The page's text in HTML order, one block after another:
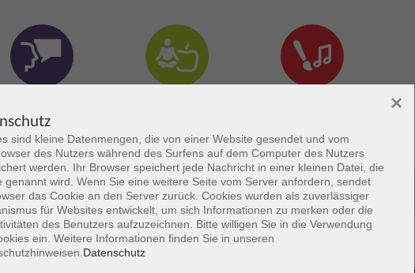
sind kleine Datenmengen, die von einer Website gesendet und vom
des Nutzers während des Surfens auf dem Computer des Nutzers
werden. Ihr Browser speichert jede Nachricht in einer kleinen Datei, die
genannt wird. Wenn Sie eine weitere Seite vom Server anfordern, sendet
das Cookie an den Server zurück. Cookies wurden als zuverlässiger
für Websites entwickelt, um sich Informationen zu merken oder die
des Benutzers aufzuzeichnen. Bitte willigen Sie in die Verwendung
ein. Weitere Informationen finden Sie in unseren
Datenschutz
×